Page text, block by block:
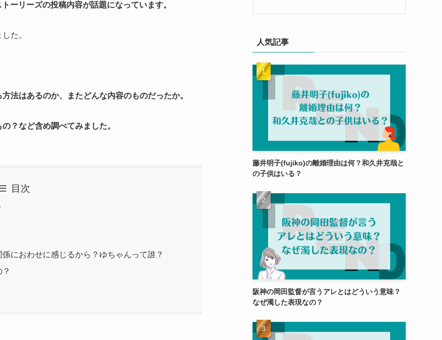
ーリーズの投稿内容が話題になっています。
た。
法はあるのか、またどんな内容のものだったか。
？など含め調べてみました。
目次
におわせに感じるから？ゆちゃんって誰？
人気記事
藤井明子(fujiko)の離婚理由は何？和久井克哉と
の子供はいる？
阪神の岡田監督が言うアレとはどういう意味？
なぜ濁した表現なの？